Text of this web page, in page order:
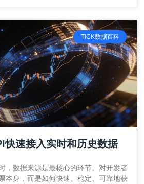
TICK数据百科
快速接入实时和历史数据
，数据来源是最核心的环节。对开发者
本身，而是如何快速、稳定、可靠地获